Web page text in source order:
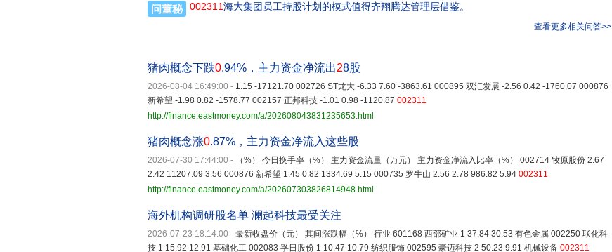
问董秘 002311海大集团员工持股计划的模式值得齐翔腾达管理层借鉴。
查看更多相关问答>>
猪肉概念下跌0.94%，主力资金净流出28股
2026-08-04 16:49:00 - 1.15 -17121.70 002726 ST龙大 -6.33 7.60 -3863.61 000895 双汇发展 -2.56 0.42 -1760.07 000876
新希望 -1.98 0.82 -1578.77 002157 正邦科技 -1.01 0.98 -1120.87 002311
http://finance.eastmoney.com/a/202608043831235653.html
猪肉概念涨0.87%，主力资金净流入这些股
2026-07-30 17:44:00 -
（%） 今日换手率（%） 主力资金流量（万元） 主力资金净流入比率（%） 002714 牧原股份 2.67
2.42 11207.09 3.56 000876 新希望 1.45 0.82 1334.69 5.15 000735 罗牛山 2.56 2.78 986.82 5.94 002311
http://finance.eastmoney.com/a/202607303826814948.html
海外机构调研股名单 澜起科技最受关注
2026-07-23 18:14:00 - 最新收盘价（元） 其间涨跌幅（%） 行业 601168 西部矿业 1 37.84 30.53 有色金属 002250 联化科
技 1 15.92 12.91 基础化工 002083 孚日股份 1 10.47 10.79 纺织服饰 002595 豪迈科技 2 50.23 9.91 机械设备 002311